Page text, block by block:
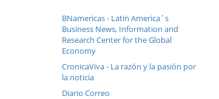
BNamericas - Latin America´s
Business News, Information and
Research Center for the Global
Economy
CronicaViva - La razón y la pasión por
la noticia
Diario Correo